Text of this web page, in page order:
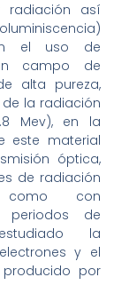
radiación así
el uso de
campo de
alta pureza,
de la radiación
Mev), en la
este material
óptica,
de radiación
como con
periodos de
la
y el
por